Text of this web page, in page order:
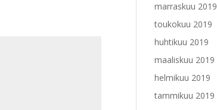
marraskuu 2019
toukokuu 2019
huhtikuu 2019
maaliskuu 2019
helmikuu 2019
tammikuu 2019